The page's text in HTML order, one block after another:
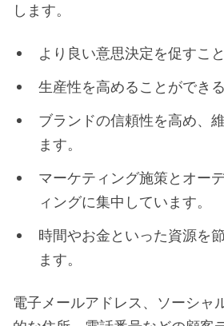
します。
より良い意思決定を促すこ
生産性を高めることができる
ブランドの信頼性を高め、
ます。
マーケティング施策とオー
ィングに集中しています。
時間やお金といった資源を
ます。
電子メールアドレス、ソーシャ